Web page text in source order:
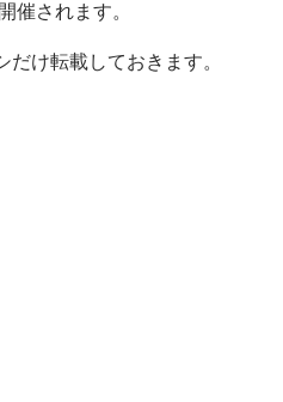
催されます。
け転載しておきます。